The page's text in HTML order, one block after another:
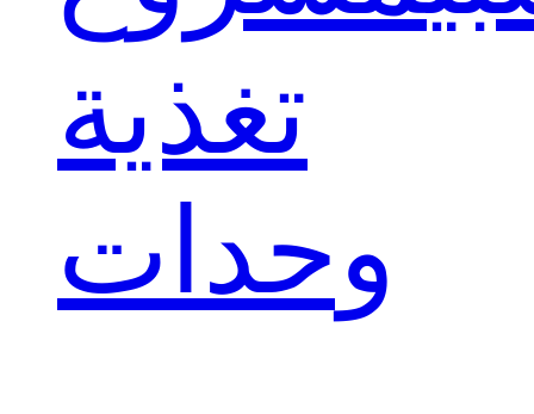
تغذية
وحدات